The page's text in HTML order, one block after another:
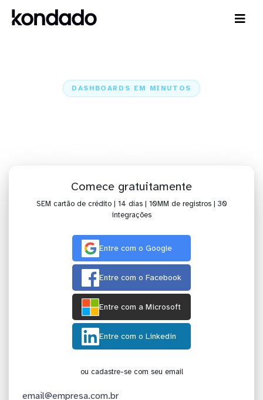
DASHBOARDS EM MINUTOS
Comece gratuitamente
SEM cartão de crédito | 14 dias | 10MM de registros | 30
integrações
Entre com o Google
Entre com o Facebook
Entre com a Microsoft
Entre com o Linkedin
ou cadastre-se com seu email